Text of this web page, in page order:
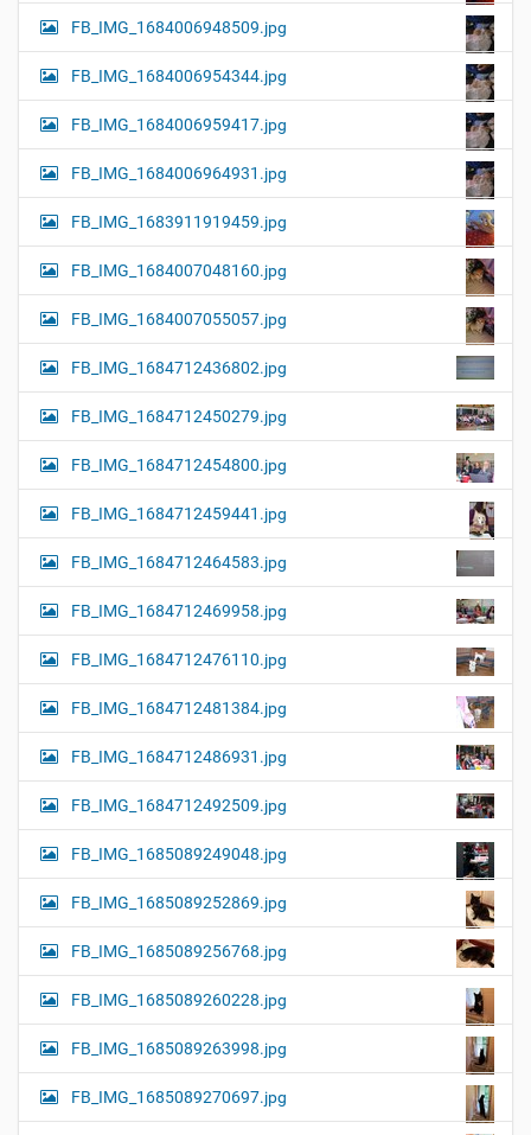
FB_IMG_1684006948509.jpg
FB_IMG_1684006954344.jpg
FB_IMG_1684006959417.jpg
FB_IMG_1684006964931.jpg
FB_IMG_1683911919459.jpg
FB_IMG_1684007048160.jpg
FB_IMG_1684007055057.jpg
FB_IMG_1684712436802.jpg
FB_IMG_1684712450279.jpg
FB_IMG_1684712454800.jpg
FB_IMG_1684712459441.jpg
FB_IMG_1684712464583.jpg
FB_IMG_1684712469958.jpg
FB_IMG_1684712476110.jpg
FB_IMG_1684712481384.jpg
FB_IMG_1684712486931.jpg
FB_IMG_1684712492509.jpg
FB_IMG_1685089249048.jpg
FB_IMG_1685089252869.jpg
FB_IMG_1685089256768.jpg
FB_IMG_1685089260228.jpg
FB_IMG_1685089263998.jpg
FB_IMG_1685089270697.jpg